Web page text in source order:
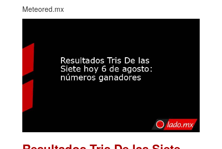
Meteored.mx